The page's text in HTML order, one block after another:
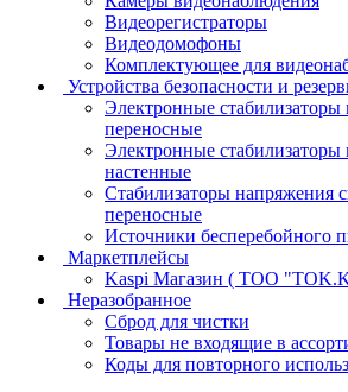
Видеорегистраторы
Видеодомофоны
Комплектующее для
Устройства безопасности и
Электронные стабилизаторы
переносные
Электронные стабилизаторы
настенные
Стабилизаторы напряжения
переносные
Источники бесперебойного
Маркетплейсы
Kaspi Магазин ( ТОО
Неразобранное
Сброд для чистки
Товары не входящие в
Коды для повторного